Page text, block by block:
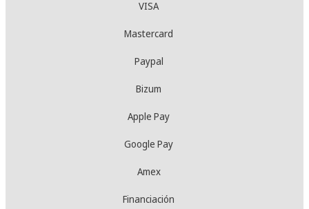
VISA
Mastercard
Paypal
Bizum
Apple Pay
Google Pay
Amex
Financiación